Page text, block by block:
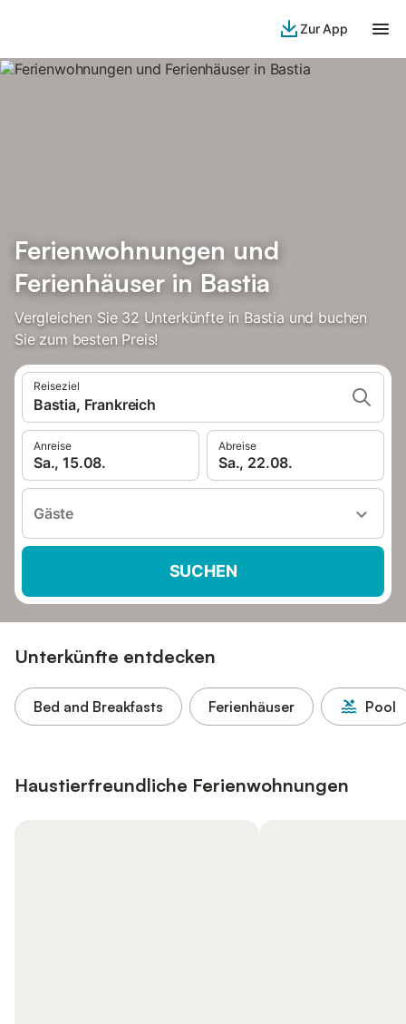
Zur App
Ferienwohnungen und
Ferienhäuser in Bastia
Vergleichen Sie 32 Unterkünfte in Bastia und buchen
Sie zum besten Preis!
Reiseziel
Bastia, Frankreich
Anreise
Sa., 15.08.
Abreise
Sa., 22.08.
Gäste
SUCHEN
Unterkünfte entdecken
Bed and Breakfasts Ferienhäuser Pool
Haustierfreundliche Ferienwohnungen